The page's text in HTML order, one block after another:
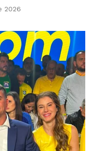
2026